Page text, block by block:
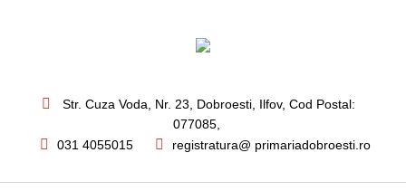
Str. Cuza Voda, Nr. 23 Dobroesti, Ilfov, Cod Postal:
077085,
031 4055015
registratura@ primariadobroesti.ro